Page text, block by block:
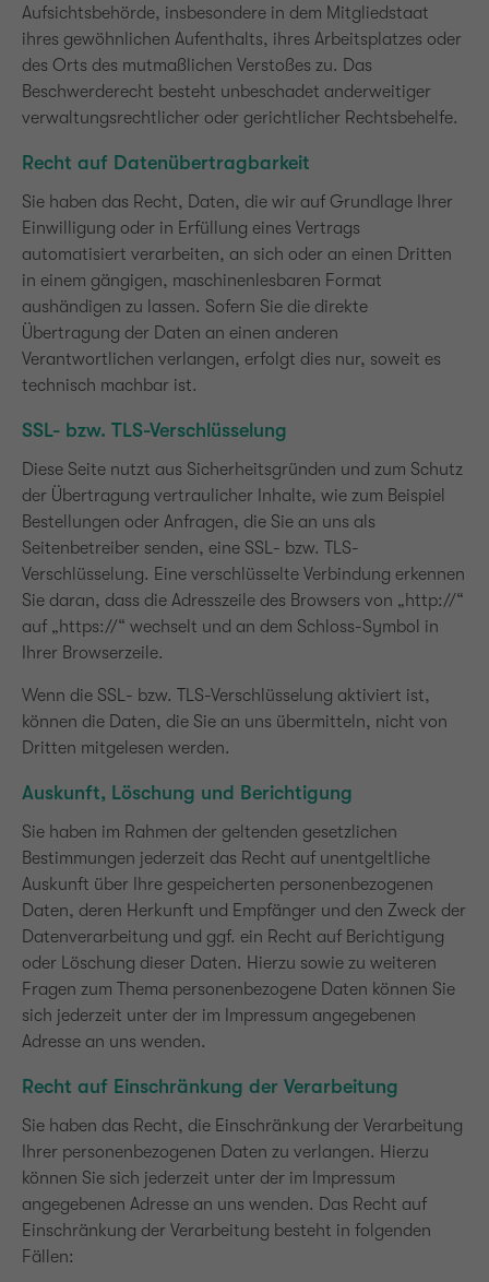
Aufsichtsbehörde, insbesondere in dem Mitgliedstaat
ihres gewöhnlichen Aufenthalts, ihres Arbeitsplatzes oder
des Orts des mutmaßlichen Verstoßes zu. Das
Beschwerderecht besteht unbeschadet anderweitiger
verwaltungsrechtlicher oder gerichtlicher Rechtsbehelfe.
Recht auf Datenübertragbarkeit
Sie haben das Recht, Daten, die wir auf Grundlage Ihrer
Einwilligung oder in Erfüllung eines Vertrags
automatisiert verarbeiten, an sich oder an einen Dritten
in einem gängigen, maschinenlesbaren Format
aushändigen zu lassen. Sofern Sie die direkte
Übertragung der Daten an einen anderen
Verantwortlichen verlangen, erfolgt dies nur, soweit es
technisch machbar ist.
SSL- bzw. TLS-Verschlüsselung
Diese Seite nutzt aus Sicherheitsgründen und zum Schutz
der Übertragung vertraulicher Inhalte, wie zum Beispiel
Bestellungen oder Anfragen, die Sie an uns als
Seitenbetreiber senden, eine SSL- bzw. TLS-
Verschlüsselung. Eine verschlüsselte Verbindung erkennen
Sie daran, dass die Adresszeile des Browsers von „http://“
auf „https://“ wechselt und an dem Schloss-Symbol in
Ihrer Browserzeile.
Wenn die SSL- bzw. TLS-Verschlüsselung aktiviert ist,
können die Daten, die Sie an uns übermitteln, nicht von
Dritten mitgelesen werden.
Auskunft, Löschung und Berichtigung
Sie haben im Rahmen der geltenden gesetzlichen
Bestimmungen jederzeit das Recht auf unentgeltliche
Auskunft über Ihre gespeicherten personenbezogenen
Daten, deren Herkunft und Empfänger und den Zweck der
Datenverarbeitung und ggf. ein Recht auf Berichtigung
oder Löschung dieser Daten. Hierzu sowie zu weiteren
Fragen zum Thema personenbezogene Daten können Sie
sich jederzeit unter der im Impressum angegebenen
Adresse an uns wenden.
Recht auf Einschränkung der Verarbeitung
Sie haben das Recht, die Einschränkung der Verarbeitung
Ihrer personenbezogenen Daten zu verlangen. Hierzu
können Sie sich jederzeit unter der im Impressum
angegebenen Adresse an uns wenden. Das Recht auf
Einschränkung der Verarbeitung besteht in folgenden
Fällen: